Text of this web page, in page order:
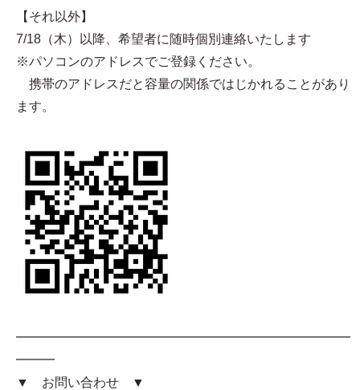
【それ以外】
7/18（木）以降、希望者に随時個別連絡いたします
※パソコンのアドレスでご登録ください。
携帯のアドレスだと容量の関係ではじかれることがあり
ます。
━━━━━━━━━━━━━━━━━━━━━━━━━━
━━━
▼ お問い合わせ ▼